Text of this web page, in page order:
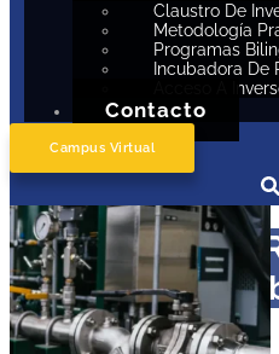
Claustro De
Metodología
Programas
Incubadora De
Acceso A
Contacto
Campus Virtual
Curso en ACS: